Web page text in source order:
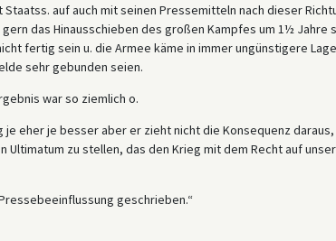
auf auch mit seinen Pressemitteln nach dieser
das Hinausschieben des großen Kampfes um 1½ Jahre
fertig sein u. die Armee käme in immer ungünstigere
sehr gebunden seien.
war so ziemlich o.
je eher je besser aber er zieht nicht die Konsequenz
Ultimatum zu stellen, das den Krieg mit dem Recht auf
geschrieben.“